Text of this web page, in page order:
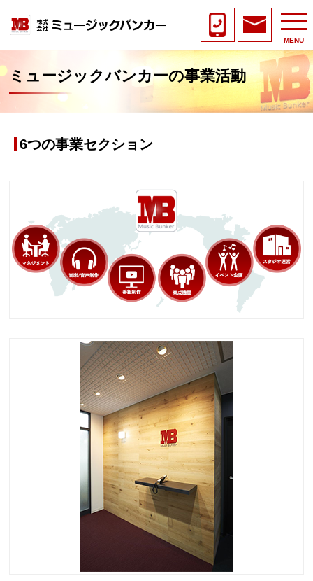
MENU
ミュージックバンカーの事業活動
6つの事業セクション